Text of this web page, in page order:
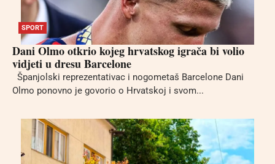
SPORT
Dani Olmo otkrio kojeg hrvatskog igrača bi volio
vidjeti u dresu Barcelone
Španjolski reprezentativac i nogometaš Barcelone Dani
Olmo ponovno je govorio o Hrvatskoj i svom...